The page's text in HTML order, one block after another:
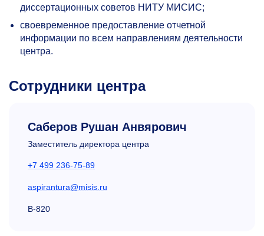
диссертационных советов НИТУ МИСИС;
своевременное предоставление отчетной
информации по всем направлениям деятельности
центра.
Сотрудники центра
Саберов Рушан Анвярович
Заместитель директора центра
+7 499 236-75-89
aspirantura@misis.ru
В-820